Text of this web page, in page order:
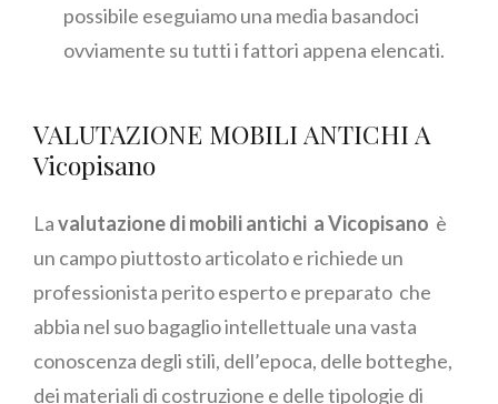
possibile eseguiamo una media basandoci
ovviamente su tutti i fattori appena elencati.
VALUTAZIONE MOBILI ANTICHI A
Vicopisano
Lavalutazione di mobili antichi a Vicopisano è
un campo piuttosto articolato e richiede un
professionista perito esperto e preparato che
abbia nel suo bagaglio intellettuale una vasta
conoscenza degli stili, dell’epoca, delle botteghe,
dei materiali di costruzione e delle tipologie di